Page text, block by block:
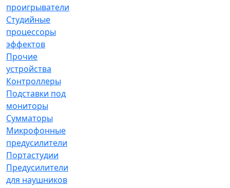
проигрыватели
Студийные
процессоры
эффектов
Прочие
устройства
Контроллеры
Подставки под
мониторы
Сумматоры
Микрофонные
предусилители
Портастудии
Предусилители
для наушников